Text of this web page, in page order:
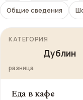
Общие сведения
КАТЕГОРИЯ
Дублин
разница
Еда в кафе